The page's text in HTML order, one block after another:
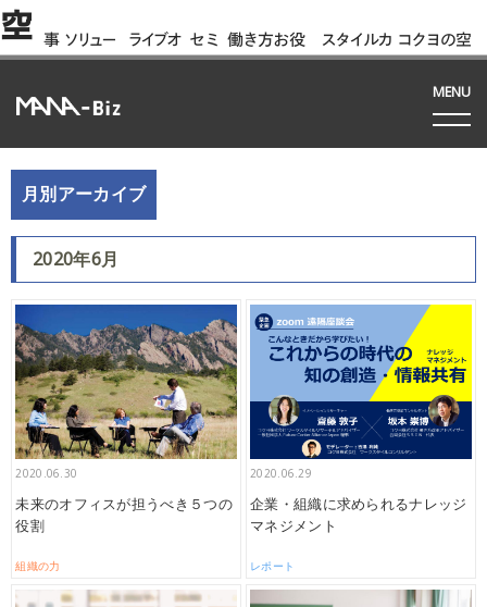
空 事
例
ソリュー
ション
ライブオ
フィス
セミ
ナー
働き方お役
立ち資料
スタイルカ
タログ
コクヨの空
間って!?
MENU
月別アーカイブ
2020年6月
2020.06.30
未来のオフィスが担うべき５つの
役割
組織の力
2020.06.29
企業・組織に求められるナレッジ
マネジメント
レポート